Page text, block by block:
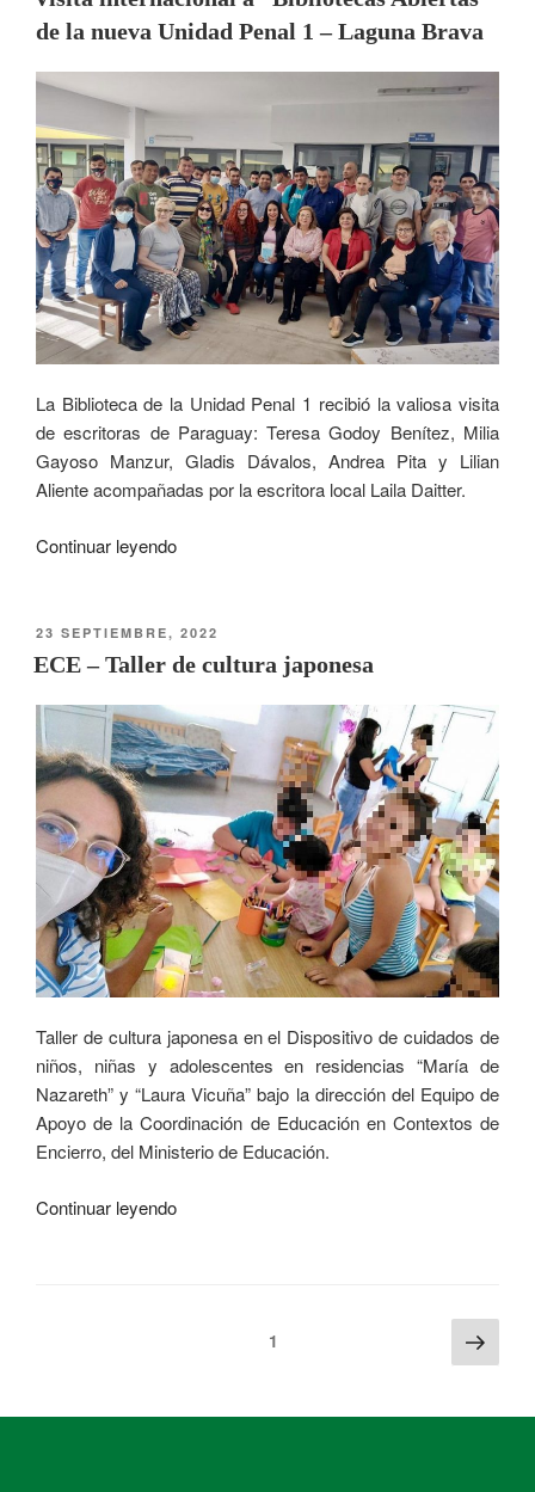
de la nueva Unidad Penal 1 – Laguna Brava
La Biblioteca de la Unidad Penal 1 recibió la valiosa visita
de escritoras de Paraguay: Teresa Godoy Benítez, Milia
Gayoso Manzur, Gladis Dávalos, Andrea Pita y Lilian
Aliente acompañadas por la escritora local Laila Daitter.
Continuar leyendo
23 SEPTIEMBRE, 2022
ECE – Taller de cultura japonesa
Taller de cultura japonesa en el Dispositivo de cuidados de
niños, niñas y adolescentes en residencias “María de
Nazareth” y “Laura Vicuña” bajo la dirección del Equipo de
Apoyo de la Coordinación de Educación en Contextos de
Encierro, del Ministerio de Educación.
Continuar leyendo
1